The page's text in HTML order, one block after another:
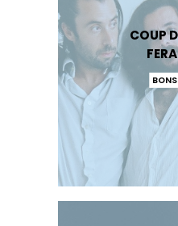
COUP